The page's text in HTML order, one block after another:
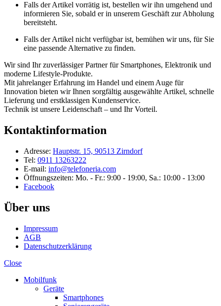
Falls der Artikel vorrätig ist, bestellen wir ihn umgehend und
informieren Sie, sobald er in unserem Geschäft zur Abholung
bereitsteht.
Falls der Artikel nicht verfügbar ist, bemühen wir uns, für Sie
eine passende Alternative zu finden.
Wir sind Ihr zuverlässiger Partner für Smartphones, Elektronik und
moderne Lifestyle-Produkte.
Mit jahrelanger Erfahrung im Handel und einem Auge für
Innovation bieten wir Ihnen sorgfältig ausgewählte Artikel, schnelle
Lieferung und erstklassigen Kundenservice.
Technik ist unsere Leidenschaft – und Ihr Vorteil.
Kontaktinformation
Adresse: Hauptstr. 15, 90513 Zirndorf
Tel: 0911 13263222
E-mail: info@telefoneria.com
Öffnungszeiten: Mo. - Fr.: 9:00 - 19:00, Sa.: 10:00 - 13:00
Facebook
Über uns
Impressum
AGB
Datenschutzerklärung
Close
Mobilfunk
Geräte
Smartphones